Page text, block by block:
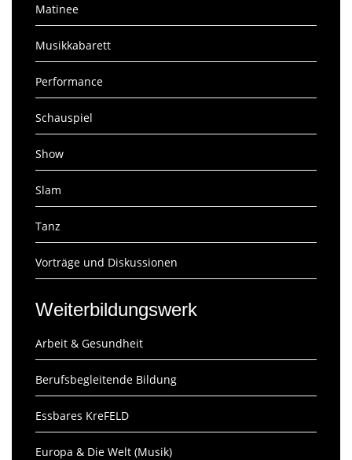
Matinee
Musikkabarett
Performance
Schauspiel
Show
Slam
Tanz
Vorträge und Diskussionen
Weiterbildungswerk
Arbeit & Gesundheit
Berufsbegleitende Bildung
Essbares KreFELD
Europa & Die Welt (Musik)